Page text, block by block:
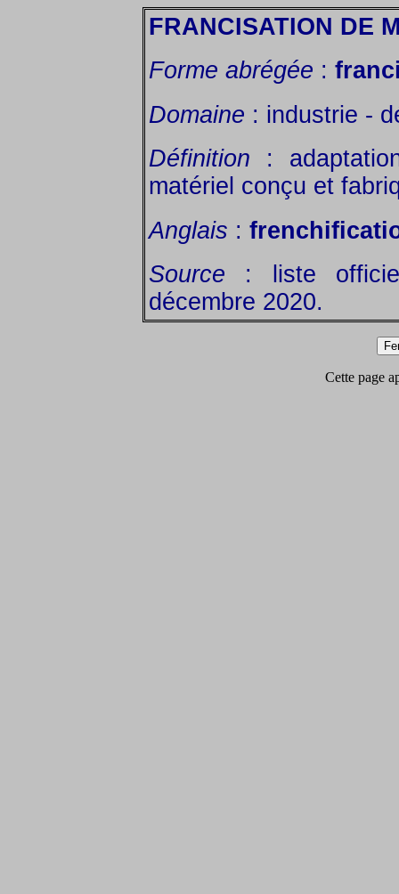
FRANCISATION DE
Forme abrégée :
Domaine : industrie -
Définition :
matériel conçu et
Anglais :
Source : liste
décembre 2020.
Cette page